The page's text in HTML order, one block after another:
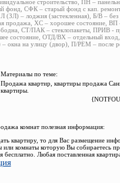
строительство, ПН –
фонд, СФК – старый фонд с кап.
(ЗЛ) – лоджия (застекленная), Б/В –
продажа, ХС – хорошее состояние, ВП
СТ/ПАК – стеклопакеты, ПРИВ -
состояние, ОТД/ВХ – отдельный
окна на улицу (двор), П/РЕМ – после
Материалы по теме:
Продажа квартир, квартиры продажа
квартиры.
комнат полезная информация:
квартиру, то для Вас размещение
или комнаты которую Вы собираетесь
бесплатно. Любая поставленная